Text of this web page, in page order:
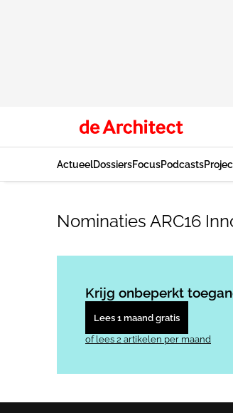
ActueelDossiersFocusPodcasts
Nominaties ARC16
Krijg onbeperkt
Lees 1 maand gratis
of lees 2 artikelen per maand